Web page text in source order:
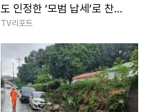
도 인정한 ‘모범 납세’로 찬사
받은 ★들 [종합]
TV리포트